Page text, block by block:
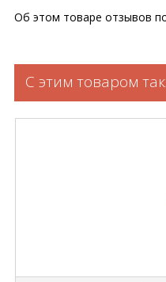
Об этом товаре отзывов
С этим товаром